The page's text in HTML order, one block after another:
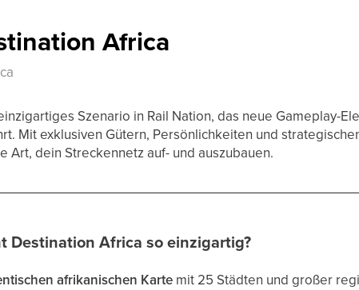
Africa
Szenario in Rail Nation, das neue Gameplay-
Mit exklusiven Gütern, Persönlichkeiten und
Art, dein Streckennetz auf- und auszubauen.
Destination Africa so einzigartig?
afrikanischen Karte mit 25 Städten und großer